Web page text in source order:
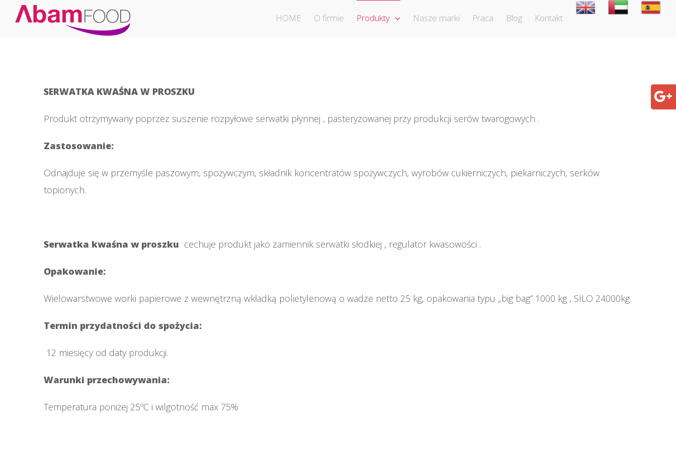
HOME O firmie Produkty Nasze marki Praca Blog Kontakt
SERWATKA KWAŚNA W PROSZKU
Produkt otrzymywany poprzez suszenie rozpyłowe serwatki płynnej , pasteryzowanej przy produkcji serów twarogowych .
Zastosowanie:
Odnajduje się w przemyśle paszowym, spożywczym, składnik koncentratów spożywczych, wyrobów cukierniczych, piekarniczych, serków
topionych.
Serwatka kwaśna w proszku cechuje produkt jako zamiennik serwatki słodkiej , regulator kwasowości .
Opakowanie:
Wielowarstwowe worki papierowe z wewnętrzną wkładką polietylenową o wadze netto 25 kg, opakowania typu „big bag” 1000 kg , SILO 24000kg.
Termin przydatności do spożycia:
12 miesięcy od daty produkcji.
Warunki przechowywania:
Temperatura poniżej 25ºC i wilgotność max 75%